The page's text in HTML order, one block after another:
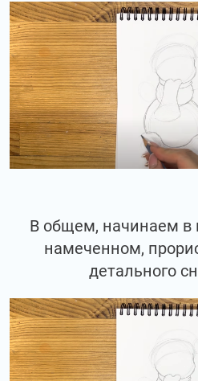
В общем, начинаем в
намеченном,
детального